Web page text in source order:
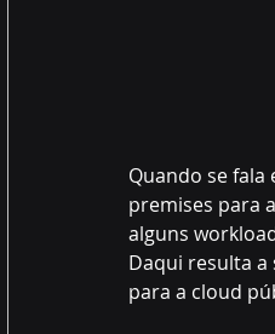
Quando se
premises para
alguns
Daqui resulta
para a cloud